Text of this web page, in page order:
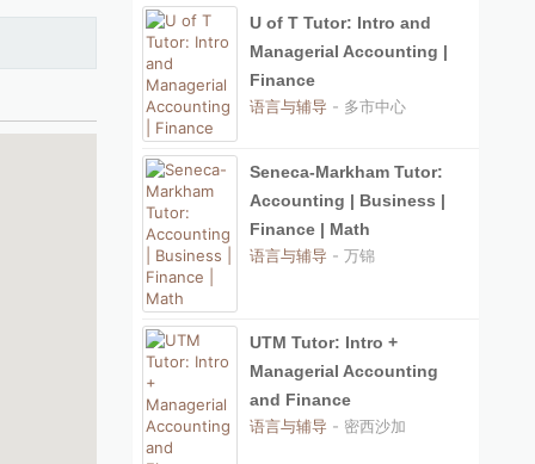
U of T Tutor: Intro and
Managerial Accounting |
Finance
语言与辅导 - 多市中心
Seneca-Markham Tutor:
Accounting | Business |
Finance | Math
语言与辅导 - 万锦
UTM Tutor: Intro +
Managerial Accounting
and Finance
语言与辅导 - 密西沙加